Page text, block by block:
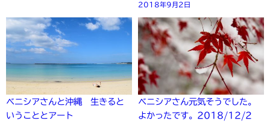
2018年9月2日
ベニシアさんと沖縄 生きると
いうこととアート
ベニシアさん元気そうでした。
よかったです。2018/12/2